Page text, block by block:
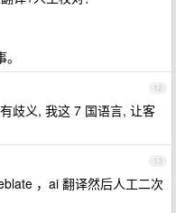
12
歧义, 我这 7 国语言, 让客
13
，ai 翻译然后人工二次